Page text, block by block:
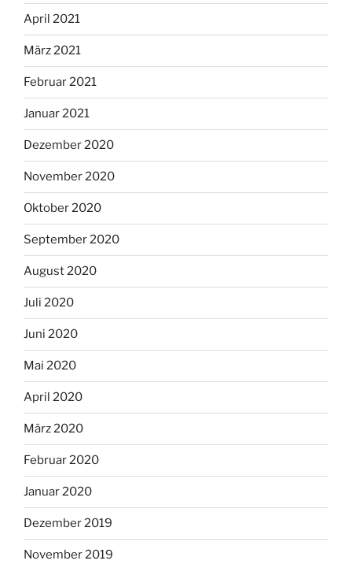
April 2021
März 2021
Februar 2021
Januar 2021
Dezember 2020
November 2020
Oktober 2020
September 2020
August 2020
Juli 2020
Juni 2020
Mai 2020
April 2020
März 2020
Februar 2020
Januar 2020
Dezember 2019
November 2019